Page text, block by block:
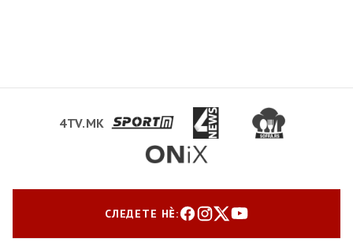
4TV.MK
СЛЕДЕТЕ НЀ: